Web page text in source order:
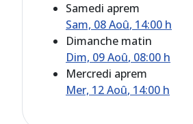
Samedi aprem
Sam, 08 Aoû, 14:00 h
Dimanche matin
Dim, 09 Aoû, 08:00 h
Mercredi aprem
Mer, 12 Aoû, 14:00 h